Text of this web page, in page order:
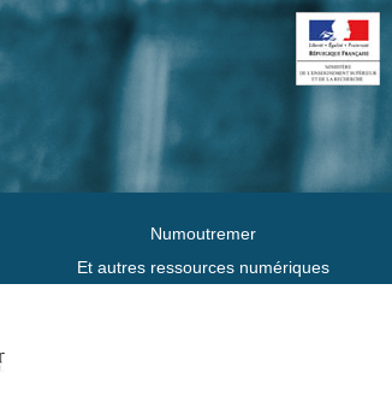
Numoutremer
Et autres ressources numériques